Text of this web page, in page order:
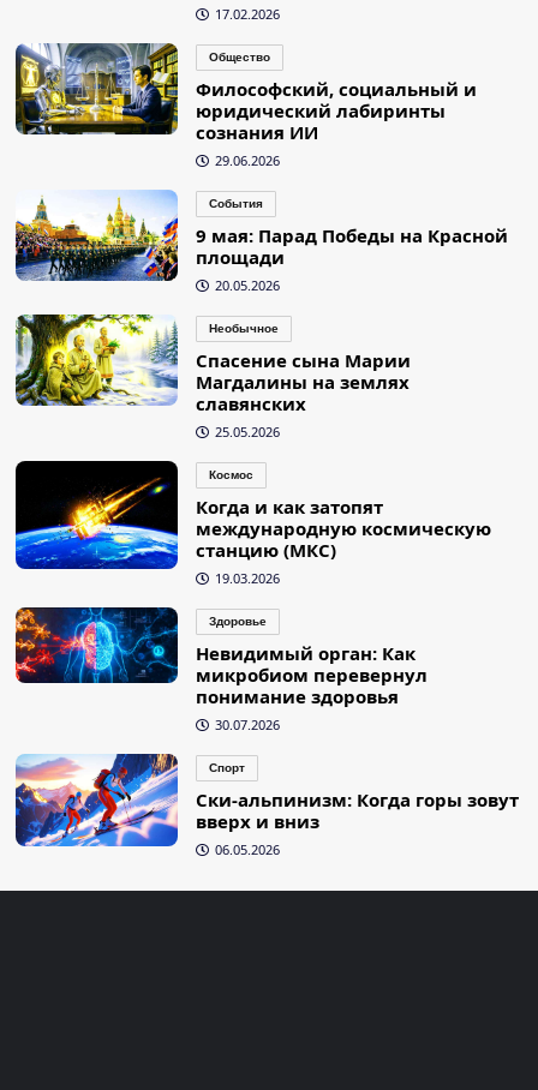
17.02.2026
Общество
Философский, социальный и
юридический лабиринты
сознания ИИ
29.06.2026
События
9 мая: Парад Победы на Красной
площади
20.05.2026
Необычное
Спасение сына Марии
Магдалины на землях
славянских
25.05.2026
Космос
Когда и как затопят
международную космическую
станцию (МКС)
19.03.2026
Здоровье
Невидимый орган: Как
микробиом перевернул
понимание здоровья
30.07.2026
Спорт
Ски-альпинизм: Когда горы зовут
вверх и вниз
06.05.2026